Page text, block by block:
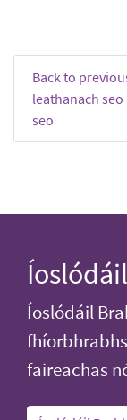
Back to
leathanach seo
seo
Íoslódáil
faireachas